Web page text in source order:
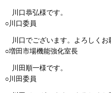
川口恭弘様です。
○川口委員
川口でございます。よろしくお
○増田市場機能強化室長
川田順一様です。
○川田委員